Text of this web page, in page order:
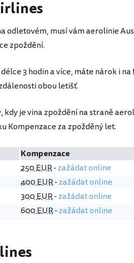
odletovém, musí vám aerolinie
zpoždění.
3 hodin a více, máte nárok i na
obou letišť.
je vina zpoždění na straně
Kompenzace za zpožděný let.
Kompenzace
250 EUR-zažádat online
400 EUR-zažádat online
300 EUR-zažádat online
600 EUR-zažádat online